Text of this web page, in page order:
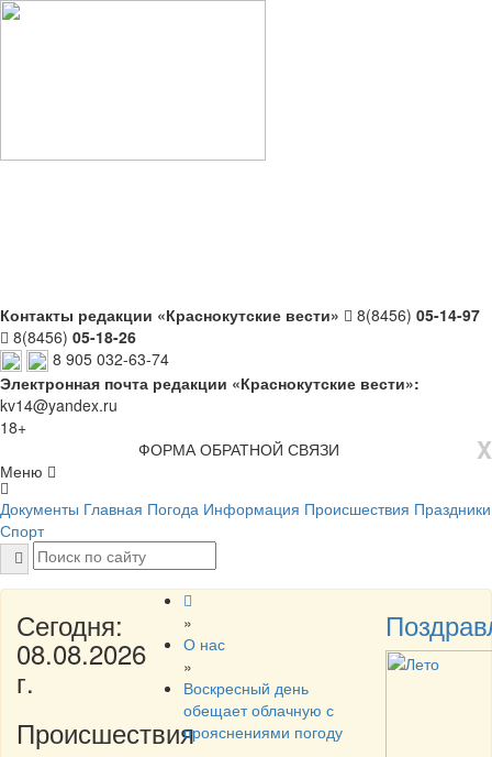
Контакты редакции «Краснокутские вести» 8(8456) 05-14-97
8(8456) 05-18-26
8 905 032-63-74
Электронная почта редакции «Краснокутские вести»:
kv14@yandex.ru
18+
X
ФОРМА ОБРАТНОЙ СВЯЗИ
Меню
Документы Главная Погода Информация Происшествия Праздники
Спорт
Сегодня:
08.08.2026
г.
Происшествия
»
О нас
»
Воскресный день
обещает облачную с
прояснениями погоду